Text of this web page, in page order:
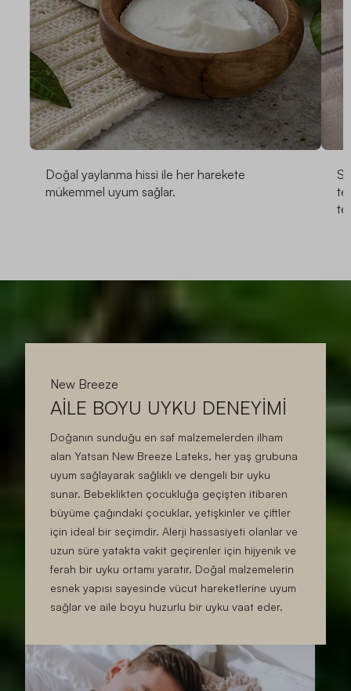
Doğal yaylanma hissi ile her harekete
mükemmel uyum sağlar.
New Breeze
AİLE BOYU UYKU DENEYİMİ
Doğanın sunduğu en saf malzemelerden ilham
alan Yatsan New Breeze Lateks, her yaş grubuna
uyum sağlayarak sağlıklı ve dengeli bir uyku
sunar. Bebeklikten çocukluğa geçişten itibaren
büyüme çağındaki çocuklar, yetişkinler ve çiftler
için ideal bir seçimdir. Alerji hassasiyeti olanlar ve
uzun süre yatakta vakit geçirenler için hijyenik ve
ferah bir uyku ortamı yaratır. Doğal malzemelerin
esnek yapısı sayesinde vücut hareketlerine uyum
sağlar ve aile boyu huzurlu bir uyku vaat eder.